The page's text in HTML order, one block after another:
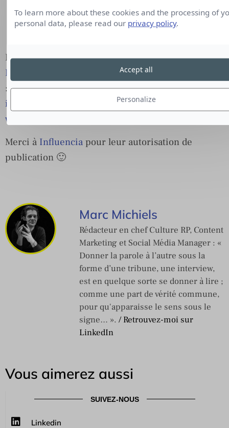
Pour lire l’intégralité de l’article écrit parBranislav
Perix
, Fondateur de WITH, cliquez
: http://www.influencia.net/fr/actualites/
influencia,chatbot-obsolescence-80-sites-
web,6398.html
Merci à Influencia pour leur autorisation de
publication 🙂
Marc Michiels
Rédacteur en chef Culture RP, Content
Marketing et Social Média Manager : «
Donner la parole à l’autre sous la
forme d’une tribune, une interview,
est en quelque sorte se donner à lire ;
comme une part de vérité commune,
pour qu'apparaisse le sens sous le
signe… ». / Retrouvez-moi sur
LinkedIn
Vous aimerez aussi
SUIVEZ-NOUS
Linkedin
To learn more about these cookies and the processing of
personal data, please read our privacy policy.
Personalize
Accept all